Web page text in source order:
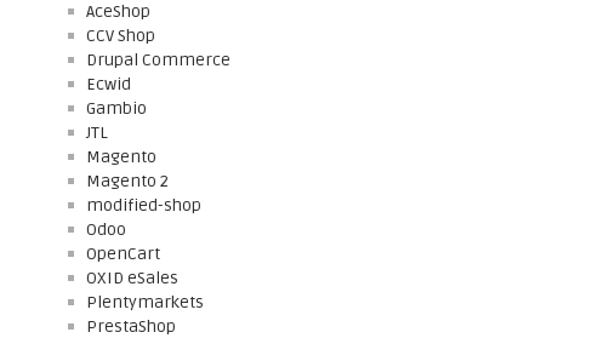
AceShop
CCV Shop
Drupal Commerce
Ecwid
Gambio
JTL
Magento
Magento 2
modified-shop
Odoo
OpenCart
OXID eSales
Plentymarkets
PrestaShop